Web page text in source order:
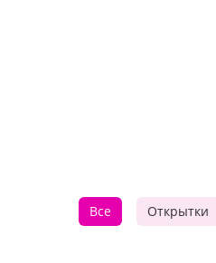
Все Открытки